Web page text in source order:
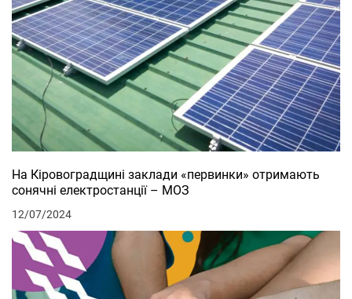
На Кіровоградщині заклади «первинки» отримають
сонячні електростанції – МОЗ
12/07/2024